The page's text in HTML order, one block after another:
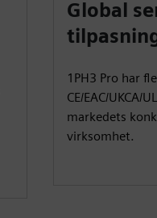
Global
1PH3 Pro har
CE/EAC/
markedets
virksomhet.